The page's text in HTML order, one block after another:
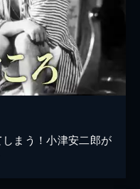
まう！小津安二郎が